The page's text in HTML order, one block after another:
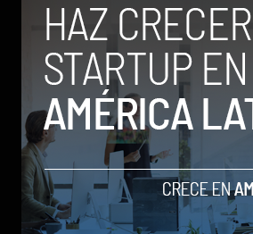
Parte de un cohete de Elon Musk
Luna tras más de un año a la deriva
by Social Geek
Actualidad